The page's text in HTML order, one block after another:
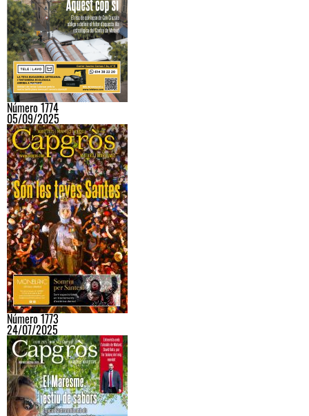
Número 1774
05/09/2025
Número 1773
24/07/2025